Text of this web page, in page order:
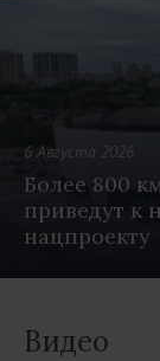
6 Августа 2026
Более 800
приведут к
нацпроекту
Видео